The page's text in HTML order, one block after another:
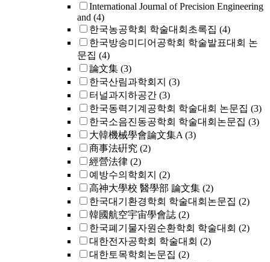
International Journal of Precision Engineering
and (4)
한국농공학회 학술대회초록집 (4)
한국방송미디어공학회 학술발표대회 논
문집 (4)
論文集 (3)
한국산림과학회지 (3)
터널과지하공간 (3)
한국동력기계공학회 학술대회 논문집 (3)
한국소음진동공학회 학술대회논문집 (3)
大韓機械學會論文集A (3)
商事法硏究 (2)
經營法律 (2)
예방수의학회지 (2)
高神大學校 醫學部 論文集 (2)
한국대기환경학회 학술대회논문집 (2)
韓國航空宇宙學會誌 (2)
한국폐기물자원순환학회 학술대회 (2)
대한전자공학회 학술대회 (2)
대한토목학회논문집 (2)